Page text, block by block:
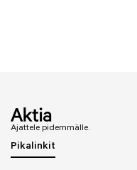
Ajattele pidemmälle.
Pikalinkit